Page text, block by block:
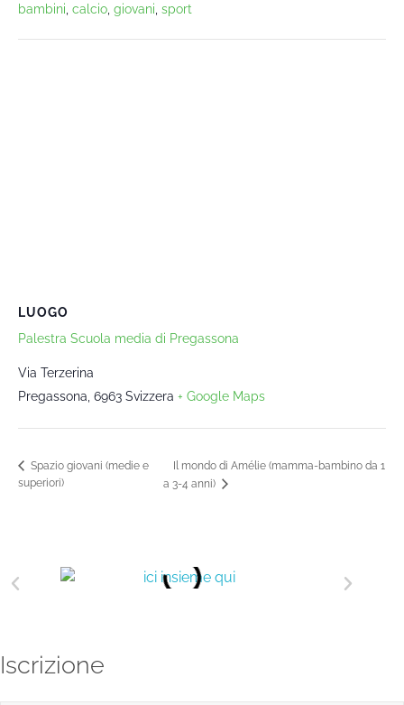
bambini calcio giovani sport
LUOGO
Palestra Scuola media di Pregassona
Via Terzerina
Pregassona 6963 Svizzera + Google Maps
Spazio giovani (medie e
superiori)
Il mondo di Amélie (mamma-bambino da 1
a 3-4 anni)
Iscrizione